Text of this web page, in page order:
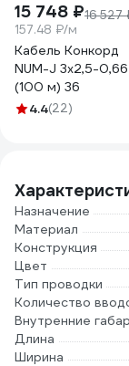
15 748 ₽16 527
157.48 ₽/м
Кабель Конкорд
NUM-J 3х2,5-0,66
(100 м) 36
4.4(22)
Назначение
Материал
Конструкция
Цвет
Тип проводки
Количество
Внутренние
Длина
Ширина